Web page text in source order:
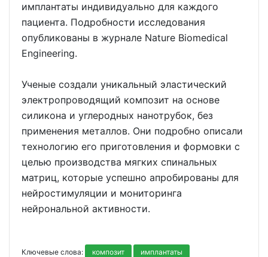
имплантаты индивидуально для каждого
пациента. Подробности исследования
опубликованы в журнале Nature Biomedical
Engineering.
Ученые создали уникальный эластический
электропроводящий композит на основе
силикона и углеродных нанотрубок, без
применения металлов. Они подробно описали
технологию его приготовления и формовки с
целью производства мягких спинальных
матриц, которые успешно апробированы для
нейростимуляции и мониторинга
нейрональной активности.
Ключевые слова: композит имплантаты